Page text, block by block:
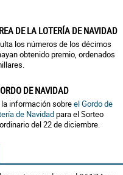
DE LA LOTERÍA DE NAVIDAD
los números de los décimos
obtenido premio, ordenados
DE NAVIDAD
la información sobreel Gordo de
de Navidadpara el Sorteo
del 22 de diciembre.